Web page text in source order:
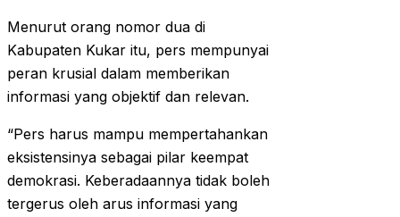
Menurut orang nomor dua di
Kabupaten Kukar itu, pers mempunyai
peran krusial dalam memberikan
informasi yang objektif dan relevan.
“Pers harus mampu mempertahankan
eksistensinya sebagai pilar keempat
demokrasi. Keberadaannya tidak boleh
tergerus oleh arus informasi yang